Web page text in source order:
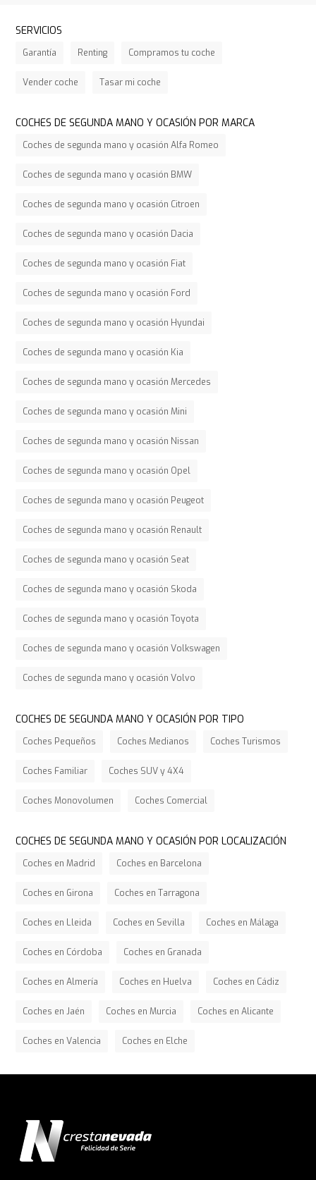
SERVICIOS
Garantía Renting Compramos tu coche
Vender coche Tasar mi coche
COCHES DE SEGUNDA MANO Y OCASIÓN POR MARCA
Coches de segunda mano y ocasión Alfa Romeo
Coches de segunda mano y ocasión BMW
Coches de segunda mano y ocasión Citroen
Coches de segunda mano y ocasión Dacia
Coches de segunda mano y ocasión Fiat
Coches de segunda mano y ocasión Ford
Coches de segunda mano y ocasión Hyundai
Coches de segunda mano y ocasión Kia
Coches de segunda mano y ocasión Mercedes
Coches de segunda mano y ocasión Mini
Coches de segunda mano y ocasión Nissan
Coches de segunda mano y ocasión Opel
Coches de segunda mano y ocasión Peugeot
Coches de segunda mano y ocasión Renault
Coches de segunda mano y ocasión Seat
Coches de segunda mano y ocasión Skoda
Coches de segunda mano y ocasión Toyota
Coches de segunda mano y ocasión Volkswagen
Coches de segunda mano y ocasión Volvo
COCHES DE SEGUNDA MANO Y OCASIÓN POR TIPO
Coches Pequeños Coches Medianos Coches Turismos
Coches Familiar Coches SUV y 4X4
Coches Monovolumen Coches Comercial
COCHES DE SEGUNDA MANO Y OCASIÓN POR LOCALIZACIÓN
Coches en Madrid Coches en Barcelona
Coches en Girona Coches en Tarragona
Coches en Lleida Coches en Sevilla Coches en Málaga
Coches en Córdoba Coches en Granada
Coches en Almería Coches en Huelva Coches en Cádiz
Coches en Jaén Coches en Murcia Coches en Alicante
Coches en Valencia Coches en Elche